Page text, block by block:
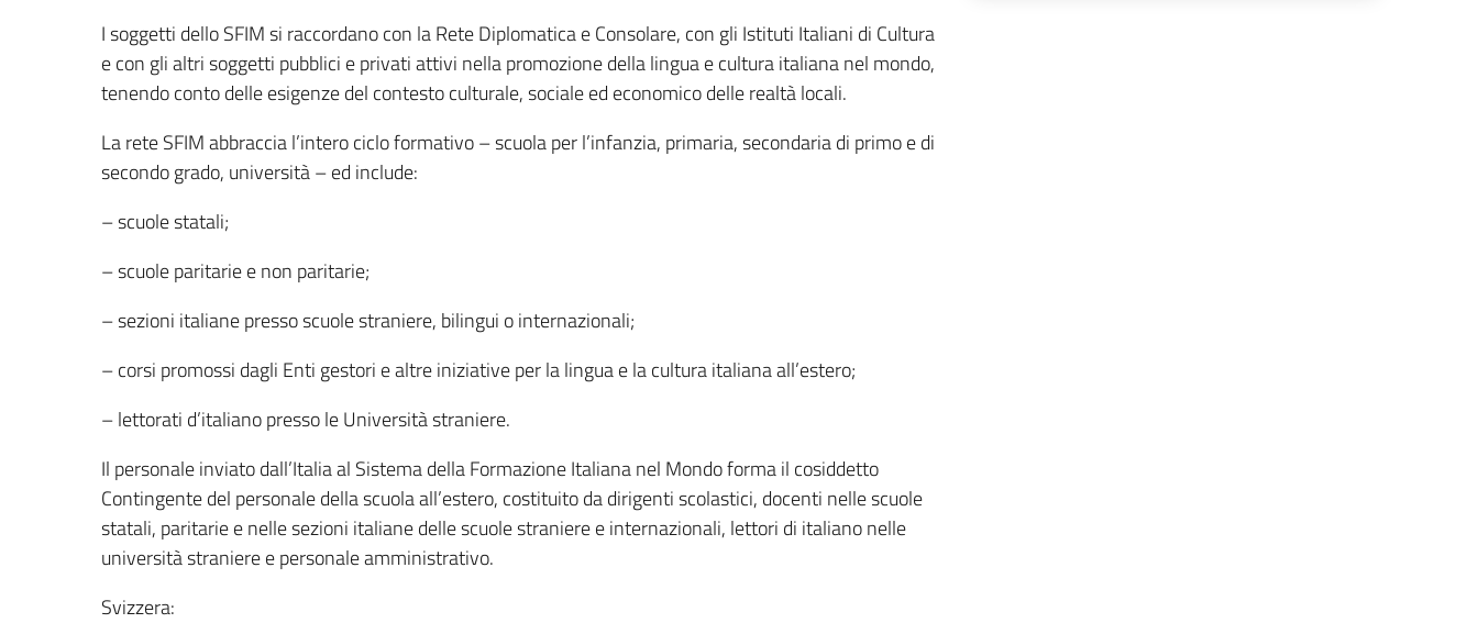
I soggetti dello SFIM si raccordano con la Rete Diplomatica e Consolare, con gli Istituti Italiani di Cultura
e con gli altri soggetti pubblici e privati attivi nella promozione della lingua e cultura italiana nel mondo,
tenendo conto delle esigenze del contesto culturale, sociale ed economico delle realtà locali.
La rete SFIM abbraccia l’intero ciclo formativo – scuola per l’infanzia, primaria, secondaria di primo e di
secondo grado, università – ed include:
– scuole statali;
– scuole paritarie e non paritarie;
– sezioni italiane presso scuole straniere, bilingui o internazionali;
– corsi promossi dagli Enti gestori e altre iniziative per la lingua e la cultura italiana all’estero;
– lettorati d’italiano presso le Università straniere.
Il personale inviato dall’Italia al Sistema della Formazione Italiana nel Mondo forma il cosiddetto
Contingente del personale della scuola all’estero, costituito da dirigenti scolastici, docenti nelle scuole
statali, paritarie e nelle sezioni italiane delle scuole straniere e internazionali, lettori di italiano nelle
università straniere e personale amministrativo.
Svizzera: